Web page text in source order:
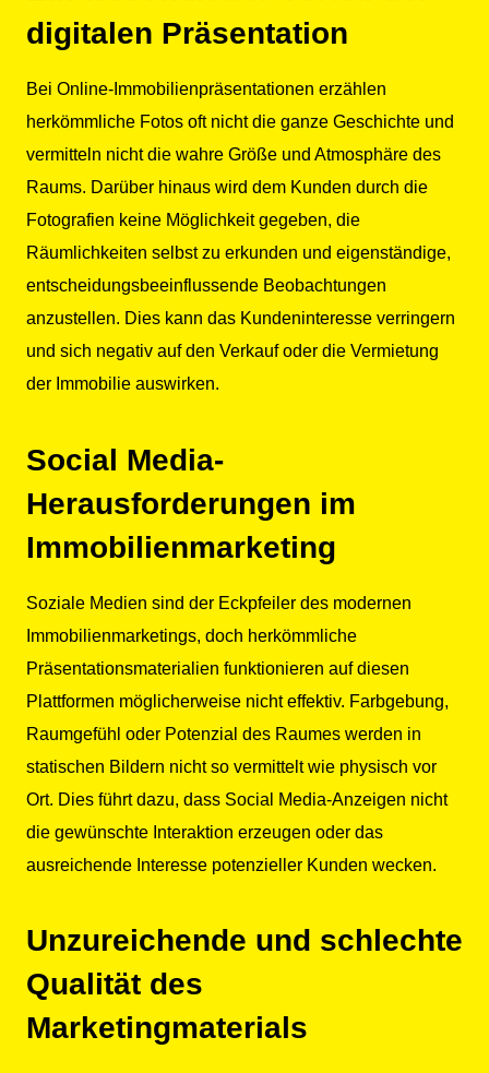
digitalen Präsentation
Bei Online-Immobilienpräsentationen erzählen
herkömmliche Fotos oft nicht die ganze Geschichte und
vermitteln nicht die wahre Größe und Atmosphäre des
Raums. Darüber hinaus wird dem Kunden durch die
Fotografien keine Möglichkeit gegeben, die
Räumlichkeiten selbst zu erkunden und eigenständige,
entscheidungsbeeinflussende Beobachtungen
anzustellen. Dies kann das Kundeninteresse verringern
und sich negativ auf den Verkauf oder die Vermietung
der Immobilie auswirken.
Social Media-
Herausforderungen im
Immobilienmarketing
Soziale Medien sind der Eckpfeiler des modernen
Immobilienmarketings, doch herkömmliche
Präsentationsmaterialien funktionieren auf diesen
Plattformen möglicherweise nicht effektiv. Farbgebung,
Raumgefühl oder Potenzial des Raumes werden in
statischen Bildern nicht so vermittelt wie physisch vor
Ort. Dies führt dazu, dass Social Media-Anzeigen nicht
die gewünschte Interaktion erzeugen oder das
ausreichende Interesse potenzieller Kunden wecken.
Unzureichende und schlechte
Qualität des
Marketingmaterials